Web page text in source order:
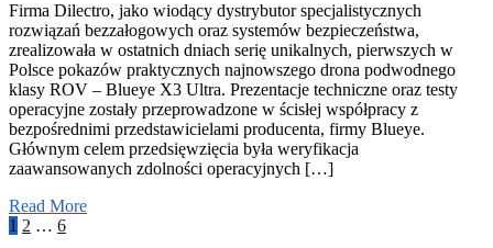
Firma Dilectro, jako wiodący dystrybutor specjalistycznych
rozwiązań bezzałogowych oraz systemów bezpieczeństwa,
zrealizowała w ostatnich dniach serię unikalnych, pierwszych w
Polsce pokazów praktycznych najnowszego drona podwodnego
klasy ROV – Blueye X3 Ultra. Prezentacje techniczne oraz testy
operacyjne zostały przeprowadzone w ścisłej współpracy z
bezpośrednimi przedstawicielami producenta, firmy Blueye.
Głównym celem przedsięwzięcia była weryfikacja
zaawansowanych zdolności operacyjnych […]
Read More
1 2 … 6